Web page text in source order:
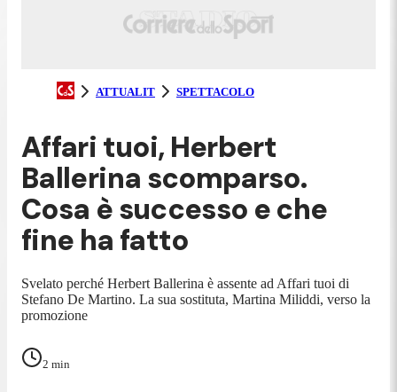
ATTUALIT SPETTACOLO
Affari tuoi, Herbert
Ballerina scomparso.
Cosa è successo e che
fine ha fatto
Svelato perché Herbert Ballerina è assente ad Affari tuoi di
Stefano De Martino. La sua sostituta, Martina Miliddi, verso la
promozione
2 min